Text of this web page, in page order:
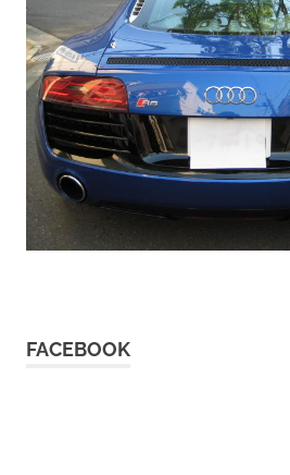
FACEBOOK